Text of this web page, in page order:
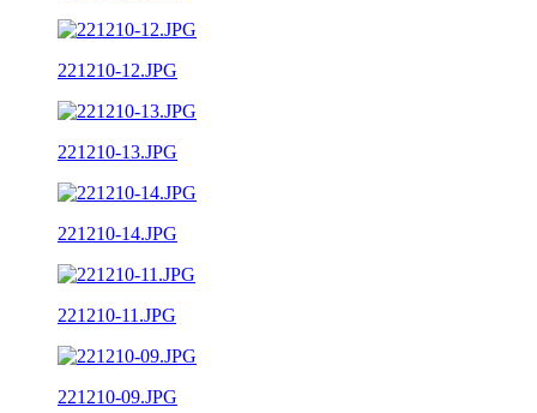
221210-12.JPG
221210-13.JPG
221210-14.JPG
221210-11.JPG
221210-09.JPG